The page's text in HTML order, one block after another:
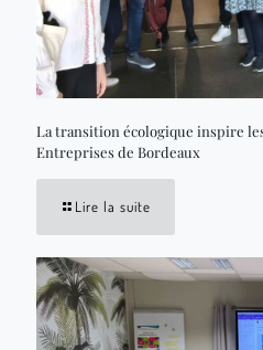
La transition écologique inspire
Entreprises de Bordeaux
Lire la suite